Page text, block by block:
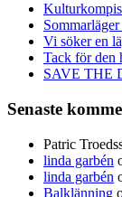
Vi söker en
Tack för den
SAVE THE
Senaste
Patric
linda garbén
linda garbén
Balklänning